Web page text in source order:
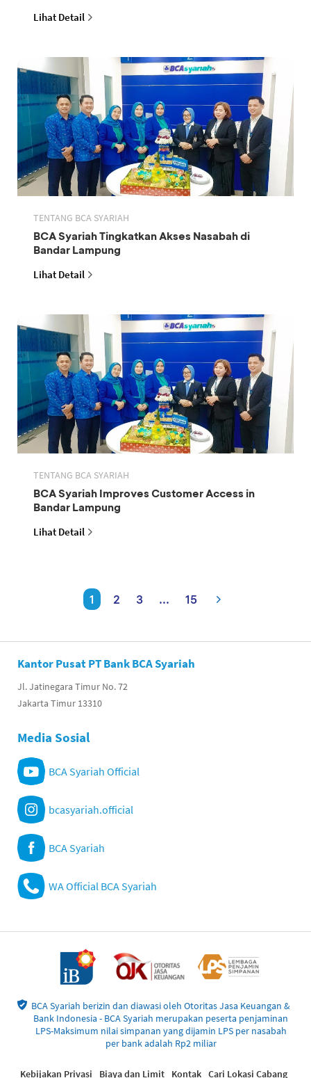
Lihat Detail
TENTANG BCA SYARIAH
BCA Syariah Tingkatkan Akses Nasabah di
Bandar Lampung
Lihat Detail
TENTANG BCA SYARIAH
BCA Syariah Improves Customer Access in
Bandar Lampung
Lihat Detail
1 2 3 ... 15
Kantor Pusat PT Bank BCA Syariah
Jl. Jatinegara Timur No. 72
Jakarta Timur 13310
Media Sosial
BCA Syariah Official
bcasyariah.official
BCA Syariah
WA Official BCA Syariah
BCA Syariah berizin dan diawasi oleh Otoritas Jasa Keuangan &
Bank Indonesia - BCA Syariah merupakan peserta penjaminan
LPS-Maksimum nilai simpanan yang dijamin LPS per nasabah
per bank adalah Rp2 miliar
Kebijakan Privasi Biaya dan Limit Kontak Cari Lokasi Cabang